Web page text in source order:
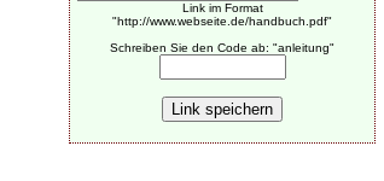
Link im Format
"http://www.webseite.de/handbuch.pdf"
Schreiben Sie den Code ab: "anleitung"